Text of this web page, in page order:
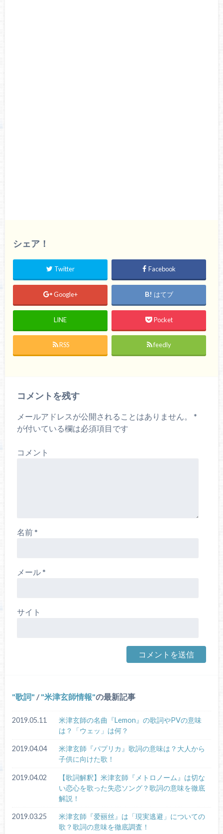
シェア！
Twitter Facebook
Google+ はてブ
LINE Pocket
RSS feedly
コメントを残す
メールアドレスが公開されることはありません。
*
が付いている欄は必須項目です
コメント
名前*
メール*
サイト
歌詞 / 米津玄師情報 の最新記事
2019.05.11
米津玄師の名曲『Lemon』の歌詞やPVの意味
は？「ウェッ」は何？
2019.04.04
米津玄師『パプリカ』歌詞の意味は？大人から
子供に向けた歌！
2019.04.02
【歌詞解釈】米津玄師『メトロノーム』は切な
い恋心を歌った失恋ソング？歌詞の意味を徹底
解説！
2019.03.25
米津玄師『爱丽丝』は「現実逃避」についての
歌？歌詞の意味を徹底調査！